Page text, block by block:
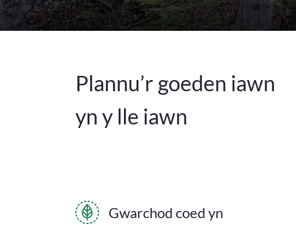
Plannu’r goeden iawn
yn y lle iawn
Gwarchod coed yn